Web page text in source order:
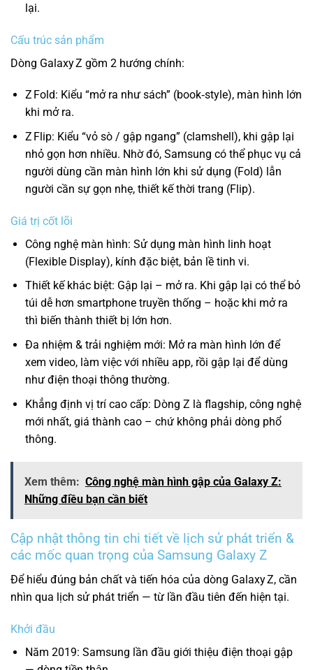
lại.
Cấu trúc sản phẩm
Dòng Galaxy Z gồm 2 hướng chính:
Z Fold: Kiểu “mở ra như sách” (book‑style), màn hình lớn
khi mở ra.
Z Flip: Kiểu “vỏ sò / gập ngang” (clamshell), khi gập lại
nhỏ gọn hơn nhiều. Nhờ đó, Samsung có thể phục vụ cả
người dùng cần màn hình lớn khi sử dụng (Fold) lẫn
người cần sự gọn nhẹ, thiết kế thời trang (Flip).
Giá trị cốt lõi
Công nghệ màn hình: Sử dụng màn hình linh hoạt
(Flexible Display), kính đặc biệt, bản lề tinh vi.
Thiết kế khác biệt: Gập lại – mở ra. Khi gập lại có thể bỏ
túi dễ hơn smartphone truyền thống – hoặc khi mở ra
thì biến thành thiết bị lớn hơn.
Đa nhiệm & trải nghiệm mới: Mở ra màn hình lớn để
xem video, làm việc với nhiều app, rồi gập lại để dùng
như điện thoại thông thường.
Khẳng định vị trí cao cấp: Dòng Z là flagship, công nghệ
mới nhất, giá thành cao – chứ không phải dòng phổ
thông.
Xem thêm: Công nghệ màn hình gập của Galaxy Z:
Những điều bạn cần biết
Cập nhật thông tin chi tiết về lịch sử phát triển &
các mốc quan trọng của Samsung Galaxy Z
Để hiểu đúng bản chất và tiến hóa của dòng Galaxy Z, cần
nhìn qua lịch sử phát triển — từ lần đầu tiên đến hiện tại.
Khởi đầu
Năm 2019: Samsung lần đầu giới thiệu điện thoại gập